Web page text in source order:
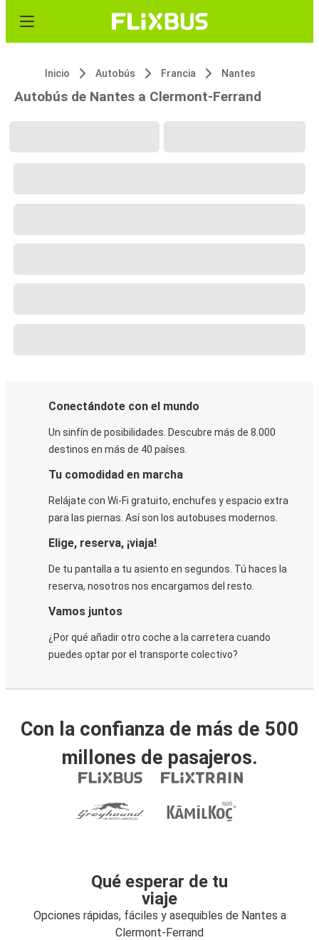
Inicio Autobús Francia Nantes
Autobús de Nantes a Clermont-Ferrand
Conectándote con el mundo
Un sinfín de posibilidades. Descubre más de 8.000
destinos en más de 40 países.
Tu comodidad en marcha
Relájate con Wi-Fi gratuito, enchufes y espacio extra
para las piernas. Así son los autobuses modernos.
Elige, reserva, ¡viaja!
De tu pantalla a tu asiento en segundos. Tú haces la
reserva, nosotros nos encargamos del resto.
Vamos juntos
¿Por qué añadir otro coche a la carretera cuando
puedes optar por el transporte colectivo?
Con la confianza de más de 500
millones de pasajeros.
Qué esperar de tu
viaje
Opciones rápidas, fáciles y asequibles de Nantes a
Clermont-Ferrand